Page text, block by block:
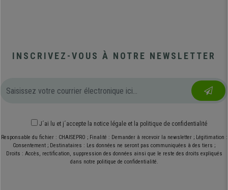
INSCRIVEZ-VOUS À NOTRE NEWSLETTER
J´ai lu et j´accepte la notice légale et la politique de confidentialité
Responsable du fichier : CHAISEPRO ; Finalité : Demander à recevoir la newsletter ; Légitimation :
Consentement ; Destinataires : Les données ne seront pas communiquées à des tiers ;
Droits : Accès, rectification, suppression des données ainsi que le reste des droits expliqués
dans notre politique de confidentialité.